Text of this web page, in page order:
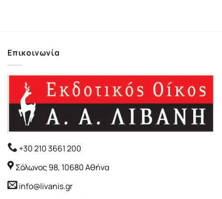
Επικοινωνία
+30 210 3661 200
Σόλωνος 98, 10680 Αθήνα
info@livanis.gr